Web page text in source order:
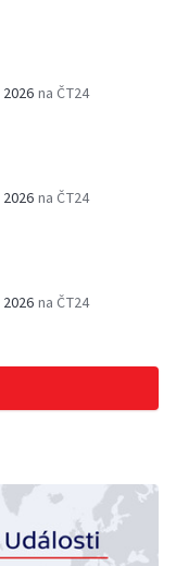
2026 na ČT24
2026 na ČT24
2026 na ČT24